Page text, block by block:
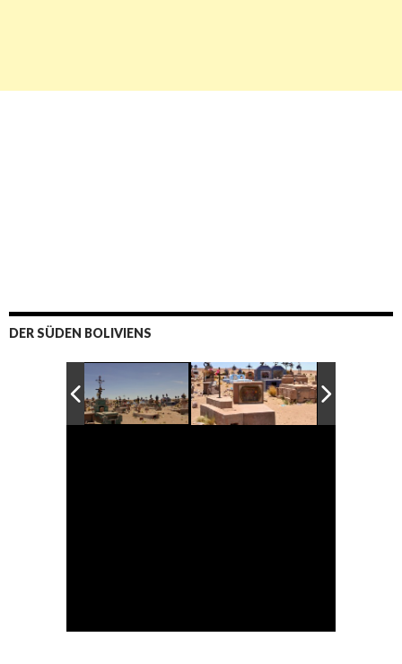
DER SÜDEN BOLIVIENS